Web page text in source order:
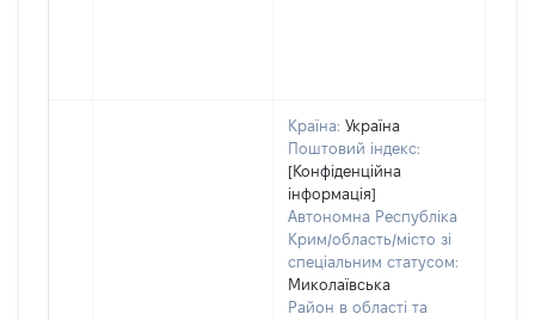
Країна: Україна
Поштовий індекс:
[Конфіденційна
інформація]
Автономна Республіка
Крим/область/місто зі
спеціальним статусом:
Миколаївська
Район в області та